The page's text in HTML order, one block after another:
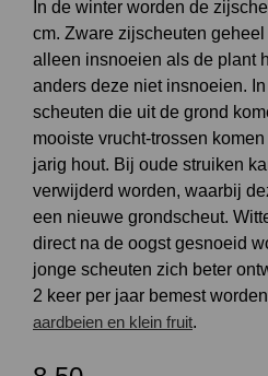
In de winter worden de
cm. Zware zijscheuten
alleen insnoeien als de plant
anders deze niet insnoeien.
scheuten die uit de grond
mooiste vrucht-trossen
jarig hout. Bij oude struiken
verwijderd worden, waarbij
een nieuwe grondscheut.
direct na de oogst gesnoeid
jonge scheuten zich beter
2 keer per jaar bemest
aardbeien en klein fruit.